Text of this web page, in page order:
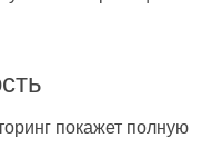
покажет полную